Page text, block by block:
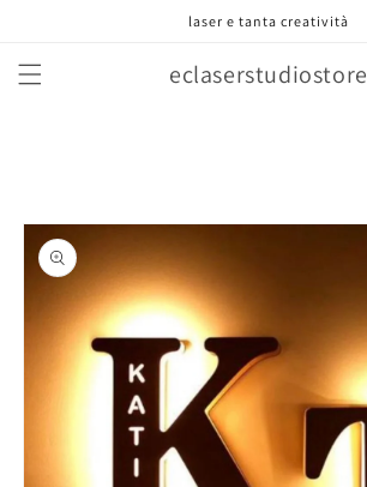
laser e tanta creatività
eclaserstudiostore